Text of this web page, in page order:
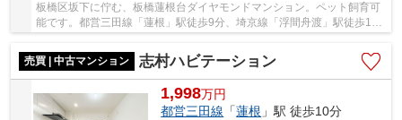
板橋区坂下に佇む、板橋蓮根台ダイヤモンドマンション。ペット飼育可
能です。都営三田線「蓮根」駅徒歩9分、埼京線「浮間舟渡」駅徒歩13
売買 | 中古マンション
志村ハビテーション
1,998万円
都営三田線 「蓮根 」駅 徒歩10分